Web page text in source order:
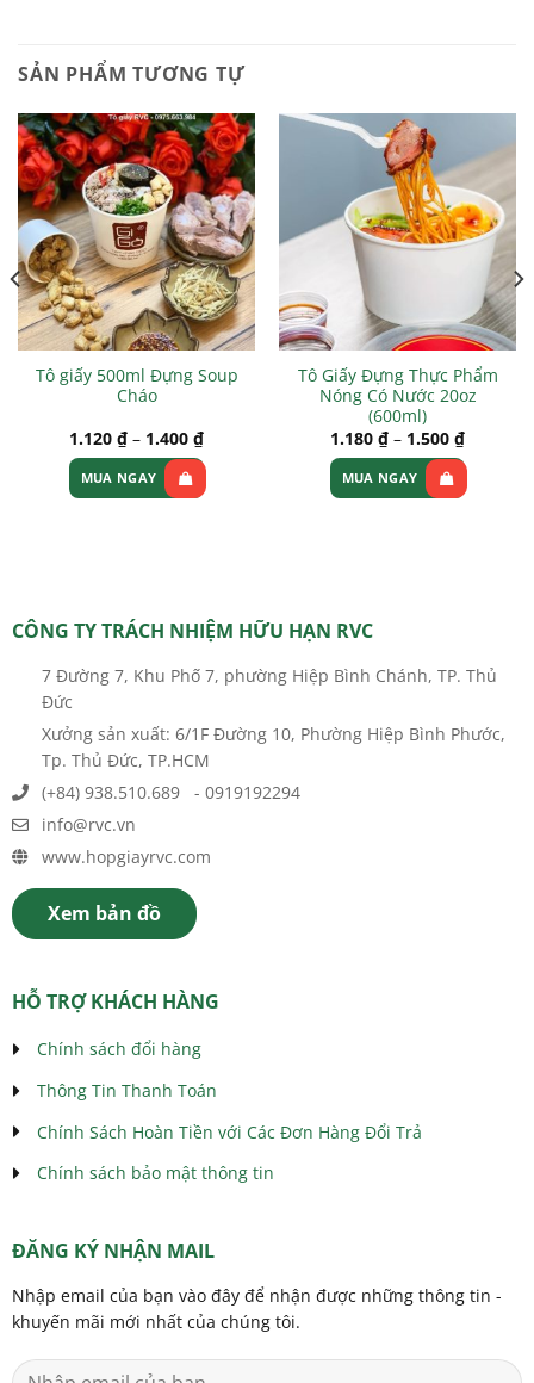
SẢN PHẨM TƯƠNG TỰ
Tô giấy 500ml Đựng Soup
Cháo
1.120 ₫ – 1.400 ₫
MUA NGAY
biến
Các
chọn
có
thể
trên
trang
sản
phẩm
Tô Giấy Đựng Thực Phẩm
Nóng Có Nước 20oz
(600ml)
1.180 ₫ – 1.500 ₫
MUA NGAY
Các
chọn
CÔNG TY TRÁCH NHIỆM HỮU HẠN RVC
7 Đường 7, Khu Phố 7, phường Hiệp Bình Chánh, TP. Thủ
Đức
Xưởng sản xuất: 6/1F Đường 10, Phường Hiệp Bình Phước,
Tp. Thủ Đức, TP.HCM
(+84) 938.510.689 - 0919192294
info@rvc.vn
www.hopgiayrvc.com
Xem bản đồ
HỖ TRỢ KHÁCH HÀNG
Chính sách đổi hàng
Thông Tin Thanh Toán
Chính Sách Hoàn Tiền với Các Đơn Hàng Đổi Trả
Chính sách bảo mật thông tin
ĐĂNG KÝ NHẬN MAIL
Nhập email của bạn vào đây để nhận được những thông tin -
khuyến mãi mới nhất của chúng tôi.